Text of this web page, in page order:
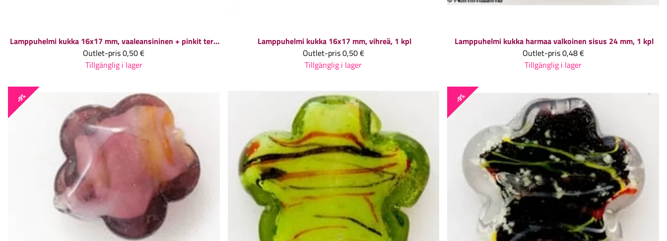
Lamppuhelmi kukka 16x17 mm, vaaleansininen + pinkit terälehtien päät, 1 kpl
Outlet-pris0,50 €
Tillgänglig i lager
Lamppuhelmi kukka 16x17 mm, vihreä, 1 kpl
Outlet-pris0,50 €
Tillgänglig i lager
Lamppuhelmi kukka harmaa valkoinen sisus 24 mm, 1 kpl
Outlet-pris0,48 €
Tillgänglig i lager
-9% -9%